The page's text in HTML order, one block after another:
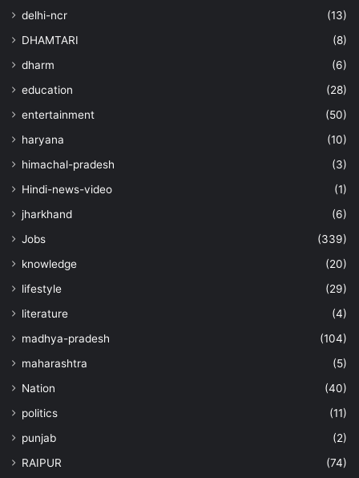
delhi-ncr
(13)
DHAMTARI
(8)
dharm
(6)
education
(28)
entertainment
(50)
haryana
(10)
himachal-pradesh
(3)
Hindi-news-video
(1)
jharkhand
(6)
Jobs
(339)
knowledge
(20)
lifestyle
(29)
literature
(4)
madhya-pradesh
(104)
maharashtra
(5)
Nation
(40)
politics
(11)
punjab
(2)
RAIPUR
(74)